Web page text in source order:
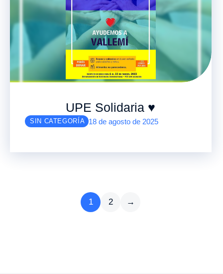
UPE Solidaria ♥️
SIN CATEGORÍA 18 de agosto de 2025
1 2 →